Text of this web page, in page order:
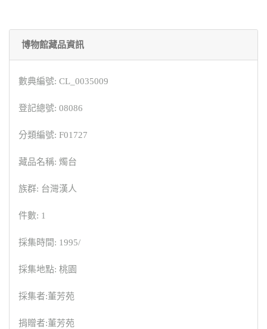
博物館藏品資訊
數典編號: CL_0035009
登記總號: 08086
分類編號: F01727
藏品名稱: 燭台
族群: 台灣漢人
件數: 1
採集時間: 1995/
採集地點: 桃園
採集者:董芳苑
捐贈者:董芳苑